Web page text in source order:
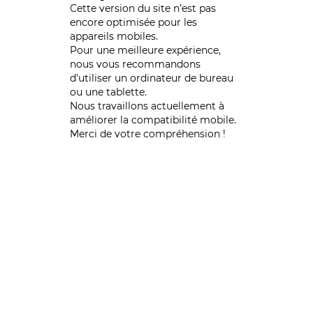
Cette version du site n’est pas
encore optimisée pour les
appareils mobiles.
Pour une meilleure expérience,
nous vous recommandons
d'utiliser un ordinateur de bureau
ou une tablette.
Nous travaillons actuellement à
améliorer la compatibilité mobile.
Merci de votre compréhension !